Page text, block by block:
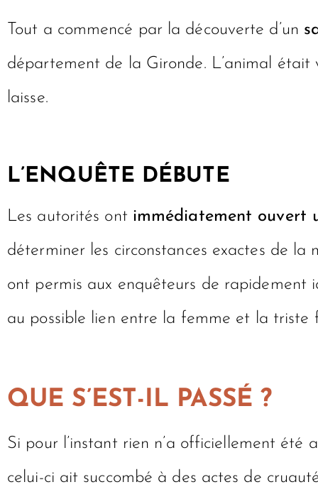
Tout a commencé par la découverte d’un
département de la Gironde. L’animal
laisse.
L’ENQUÊTE DÉBUTE
Les autorités ont immédiatement ouvert
déterminer les circonstances exactes de
ont permis aux enquêteurs de rapidement
au possible lien entre la femme et la triste
QUE S’EST-IL PASSÉ ?
Si pour l’instant rien n’a officiellement été
celui-ci ait succombé à des actes de